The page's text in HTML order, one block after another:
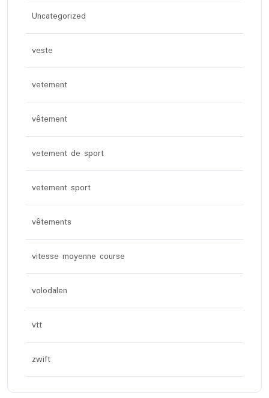
Uncategorized
veste
vetement
vêtement
vetement de sport
vetement sport
vêtements
vitesse moyenne course
volodalen
vtt
zwift